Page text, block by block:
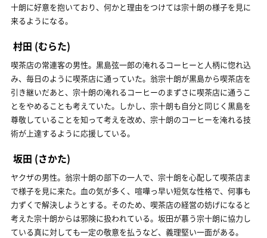
十朗に好意を抱いており、何かと理由をつけては宗十朗の様子を見に
来るようになる。
村田 (むらた)
喫茶店の常連客の男性。黒島弦一郎の淹れるコーヒーと人柄に惚れ込
み、毎日のように喫茶店に通っていた。翁宗十朗が黒島から喫茶店を
引き継いだあと、宗十朗の淹れるコーヒーのまずさに喫茶店に通うこ
とをやめることも考えていた。しかし、宗十朗も自分と同じく黒島を
尊敬していることを知って考えを改め、宗十朗のコーヒーを淹れる技
術が上達するように応援している。
坂田 (さかた)
ヤクザの男性。翁宗十朗の部下の一人で、宗十朗を心配して喫茶店ま
で様子を見に来た。血の気が多く、喧嘩っ早い短気な性格で、何事も
力ずくで解決しようとする。そのため、喫茶店の経営の妨げになると
考えた宗十朗からは邪険に扱われている。坂田が慕う宗十朗に協力し
ている真に対しても一定の敬意を払うなど、義理堅い一面がある。